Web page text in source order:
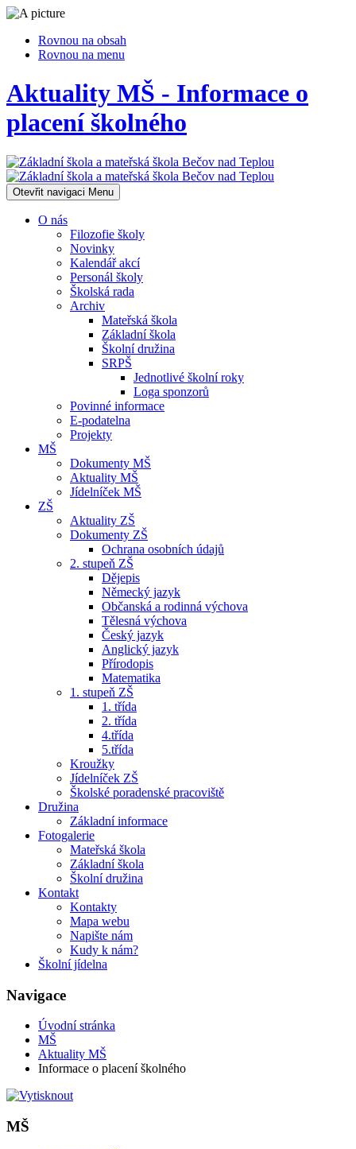
Rovnou na obsah
Rovnou na menu
Aktuality MŠ - Informace o
placení školného
Otevřit navigaci Menu
O nás
Filozofie školy
Novinky
Kalendář akcí
Personál školy
Školská rada
Archiv
Mateřská škola
Základní škola
Školní družina
SRPŠ
Jednotlivé školní roky
Loga sponzorů
Povinné informace
E-podatelna
Projekty
MŠ
Dokumenty MŠ
Aktuality MŠ
Jídelníček MŠ
ZŠ
Aktuality ZŠ
Dokumenty ZŠ
Ochrana osobních údajů
2. stupeň ZŠ
Dějepis
Německý jazyk
Občanská a rodinná výchova
Tělesná výchova
Český jazyk
Anglický jazyk
Přírodopis
Matematika
1. stupeň ZŠ
1. třída
2. třída
4.třída
5.třída
Kroužky
Jídelníček ZŠ
Školské poradenské pracoviště
Družina
Základní informace
Fotogalerie
Mateřská škola
Základní škola
Školní družina
Kontakt
Kontakty
Mapa webu
Napište nám
Kudy k nám?
Školní jídelna
Navigace
Úvodní stránka
MŠ
Aktuality MŠ
Informace o placení školného
MŠ